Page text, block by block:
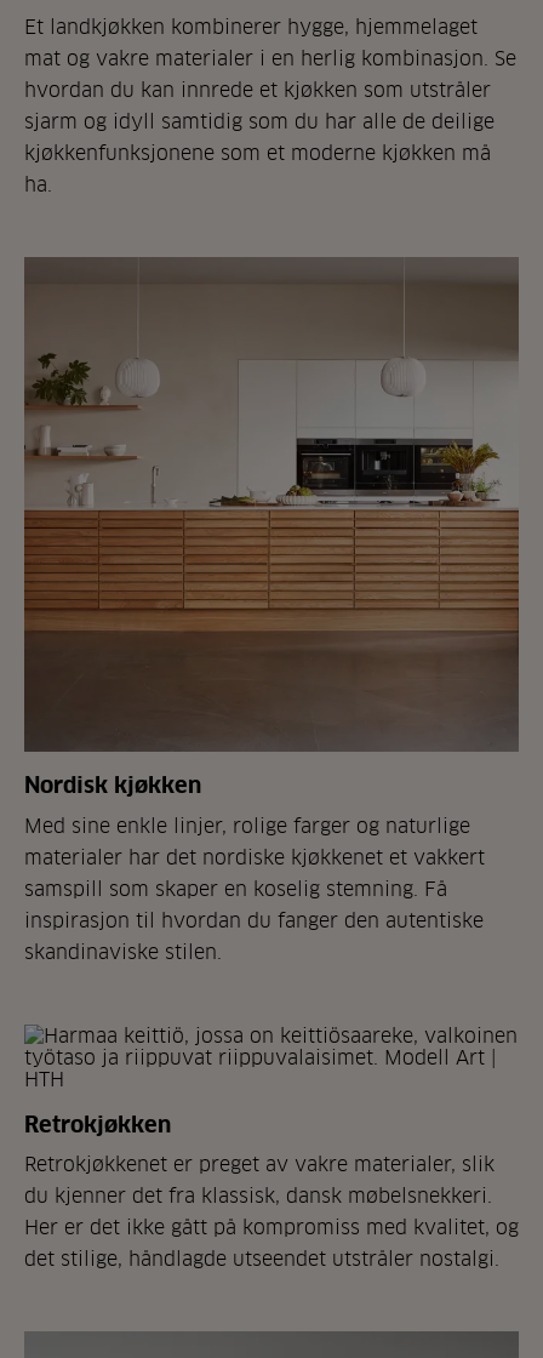
Et landkjøkken kombinerer hygge, hjemmelaget
mat og vakre materialer i en herlig kombinasjon. Se
hvordan du kan innrede et kjøkken som utstråler
sjarm og idyll samtidig som du har alle de deilige
kjøkkenfunksjonene som et moderne kjøkken må
ha.
Nordisk kjøkken
Med sine enkle linjer, rolige farger og naturlige
materialer har det nordiske kjøkkenet et vakkert
samspill som skaper en koselig stemning. Få
inspirasjon til hvordan du fanger den autentiske
skandinaviske stilen.
Retrokjøkken
Retrokjøkkenet er preget av vakre materialer, slik
du kjenner det fra klassisk, dansk møbelsnekkeri.
Her er det ikke gått på kompromiss med kvalitet, og
det stilige, håndlagde utseendet utstråler nostalgi.